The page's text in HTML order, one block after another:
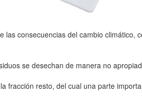
las consecuencias del cambio
se desechan de manera no
fracción resto, del cual una parte